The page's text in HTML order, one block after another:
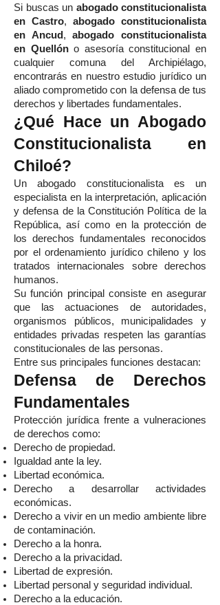
Si buscas un abogado constitucionalista
en Castro, abogado constitucionalista
en Ancud ,abogado constitucionalista
en Quellóno asesoría constitucional en
cualquier comuna del Archipiélago,
encontrarás en nuestro estudio jurídico un
aliado comprometido con la defensa de tus
derechos y libertades fundamentales.
¿Qué Hace un Abogado
Constitucionalista en
Chiloé?
Un abogado constitucionalista es un
especialista en la interpretación, aplicación
y defensa de la Constitución Política de la
República, así como en la protección de
los derechos fundamentales reconocidos
por el ordenamiento jurídico chileno y los
tratados internacionales sobre derechos
humanos.
Su función principal consiste en asegurar
que las actuaciones de autoridades,
organismos públicos, municipalidades y
entidades privadas respeten las garantías
constitucionales de las personas.
Entre sus principales funciones destacan:
Defensa de Derechos
Fundamentales
Protección jurídica frente a vulneraciones
de derechos como:
Derecho de propiedad.
Igualdad ante la ley.
Libertad económica.
Derecho a desarrollar actividades
económicas.
Derecho a vivir en un medio ambiente libre
de contaminación.
Derecho a la honra.
Derecho a la privacidad.
Libertad de expresión.
Libertad personal y seguridad individual.
Derecho a la educación.